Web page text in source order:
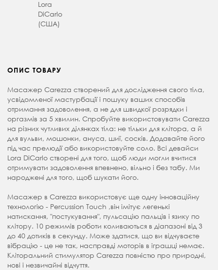
Lora
DiCarlo
(США)
ОПИС ТОВАРУ
Масажер Carezza створений для дослідження свого тіла,
усвідомленої мастурбації і пошуку ваших способів
отримання задоволення, а не для швидкої розрядки і
оргазмів за 5 хвилин. Спробуйте використовувати Carezza
на різних чутливих ділянках тіла: не тільки для клітора, а й
для вульви, мошонки, ануса, шиї, сосків. Додавайте його
під час прелюдії або використовуйте соло. Всі девайси
Lora DiCarlo створені для того, щоб люди могли вчитися
отримувати задоволення впевнено, вільно і без табу. Ми
народжені для того, щоб шукати його.
Масажер в Carezza використовує ще одну інноваційну
технологію - Percussion Touch ,він імітує легенькі
натискання, "постукування", пульсацію пальців і язику по
клітору. 10 режимів роботи коливаються в діапазоні від 3
до 40 дотиків в секунду. Може здатися, що ви відчуваєте
вібрацію - це не так, насправді моторів в іграшці немає.
Кліторальний стимулятор Сarezza повністю про природні,
нові і незвичайні відчуття.